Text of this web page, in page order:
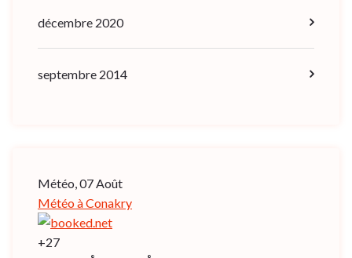
décembre 2020
septembre 2014
Météo, 07 Août
Météo à Conakry
+27